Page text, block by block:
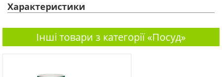
Характеристики
Інші товари з категорії «Посуд»